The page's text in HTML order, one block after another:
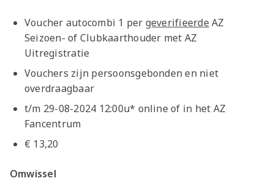
Voucher autocombi 1 per geverifieerde AZ
Seizoen- of Clubkaarthouder met AZ
Uitregistratie
Vouchers zijn persoonsgebonden en niet
overdraagbaar
t/m 29-08-2024 12:00u* online of in het AZ
Fancentrum
€ 13,20
Omwissel